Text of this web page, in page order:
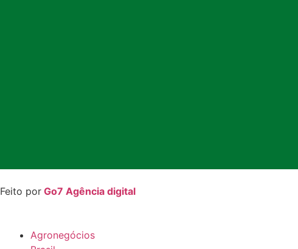
Feito por Go7 Agência digital
Agronegócios